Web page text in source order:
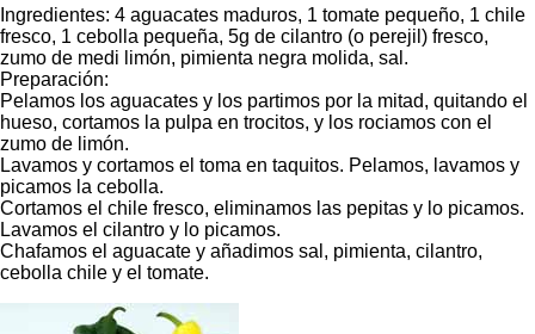
Ingredientes: 4 aguacates maduros, 1 tomate pequeño, 1 chile
fresco, 1 cebolla pequeña, 5g de cilantro (o perejil) fresco,
zumo de medi limón, pimienta negra molida, sal.
Preparación:
Pelamos los aguacates y los partimos por la mitad, quitando el
hueso, cortamos la pulpa en trocitos, y los rociamos con el
zumo de limón.
Lavamos y cortamos el toma en taquitos. Pelamos, lavamos y
picamos la cebolla.
Cortamos el chile fresco, eliminamos las pepitas y lo picamos.
Lavamos el cilantro y lo picamos.
Chafamos el aguacate y añadimos sal, pimienta, cilantro,
cebolla chile y el tomate.